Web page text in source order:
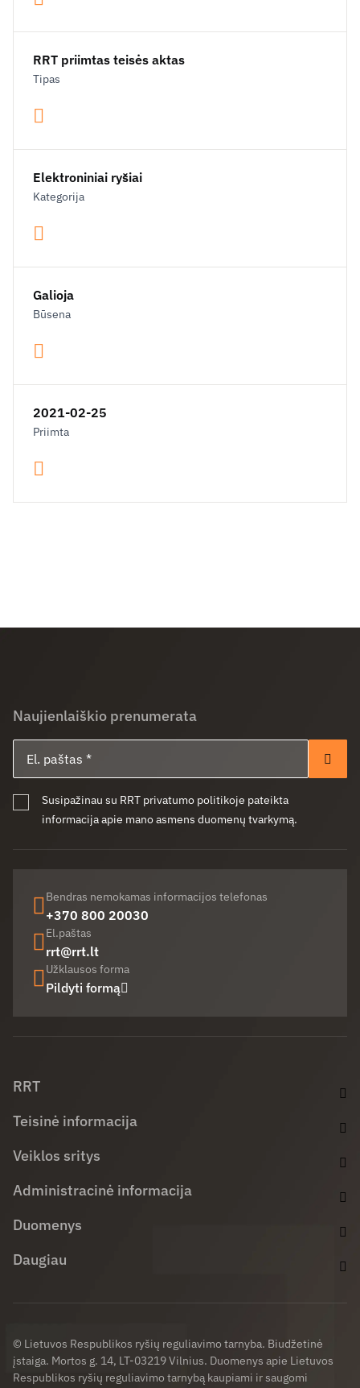
RRT priimtas teisės aktas
Tipas
Elektroniniai ryšiai
Kategorija
Galioja
Būsena
2021-02-25
Priimta
Naujienlaiškio prenumerata
Susipažinau su RRT privatumo politikoje pateikta
informacija apie mano asmens duomenų tvarkymą.
Bendras nemokamas informacijos telefonas
+370 800 20030
El.paštas
rrt@rrt.lt
Užklausos forma
Pildyti formą
RRT
Teisinė informacija
Veiklos sritys
Administracinė informacija
Duomenys
Daugiau
© Lietuvos Respublikos ryšių reguliavimo tarnyba. Biudžetinė
įstaiga. Mortos g. 14, LT-03219 Vilnius. Duomenys apie Lietuvos
Respublikos ryšių reguliavimo tarnybą kaupiami ir saugomi